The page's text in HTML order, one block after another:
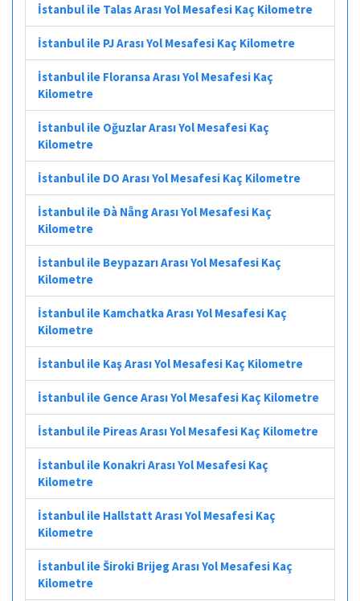
İstanbul ile Talas Arası Yol Mesafesi Kaç Kilometre
İstanbul ile PJ Arası Yol Mesafesi Kaç Kilometre
İstanbul ile Floransa Arası Yol Mesafesi Kaç
Kilometre
İstanbul ile Oğuzlar Arası Yol Mesafesi Kaç
Kilometre
İstanbul ile DO Arası Yol Mesafesi Kaç Kilometre
İstanbul ile Đà Nẵng Arası Yol Mesafesi Kaç
Kilometre
İstanbul ile Beypazarı Arası Yol Mesafesi Kaç
Kilometre
İstanbul ile Kamchatka Arası Yol Mesafesi Kaç
Kilometre
İstanbul ile Kaş Arası Yol Mesafesi Kaç Kilometre
İstanbul ile Gence Arası Yol Mesafesi Kaç Kilometre
İstanbul ile Pireas Arası Yol Mesafesi Kaç Kilometre
İstanbul ile Konakri Arası Yol Mesafesi Kaç
Kilometre
İstanbul ile Hallstatt Arası Yol Mesafesi Kaç
Kilometre
İstanbul ile Široki Brijeg Arası Yol Mesafesi Kaç
Kilometre